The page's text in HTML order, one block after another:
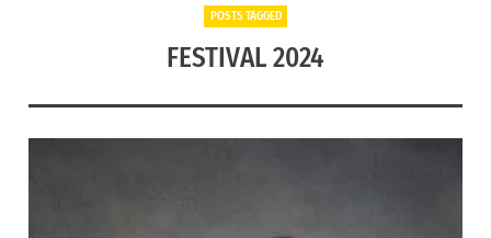
POSTS TAGGED
FESTIVAL 2024